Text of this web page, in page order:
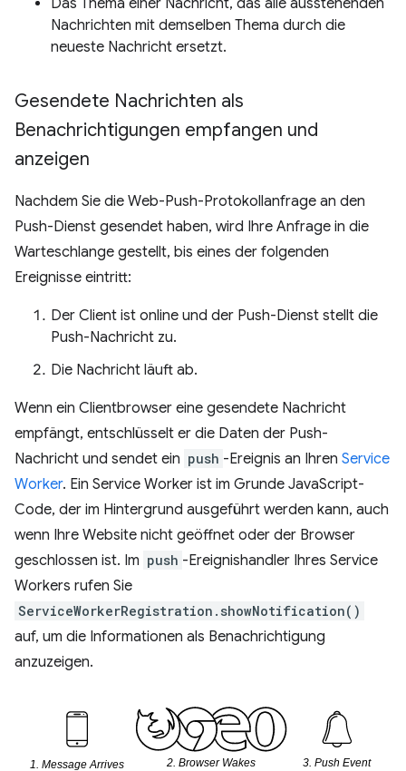
Nachrichten mit demselben Thema durch die
neueste Nachricht ersetzt.
Gesendete Nachrichten als
Benachrichtigungen empfangen und
anzeigen
Nachdem Sie die Web-Push-Protokollanfrage an den
Push-Dienst gesendet haben, wird Ihre Anfrage in die
Warteschlange gestellt, bis eines der folgenden
Ereignisse eintritt:
Der Client ist online und der Push-Dienst stellt die
Push-Nachricht zu.
Die Nachricht läuft ab.
Wenn ein Clientbrowser eine gesendete Nachricht
empfängt, entschlüsselt er die Daten der Push-
Nachricht und sendet ein push -Ereignis an Ihren Service
Worker. Ein Service Worker ist im Grunde JavaScript-
Code, der im Hintergrund ausgeführt werden kann, auch
wenn Ihre Website nicht geöffnet oder der Browser
geschlossen ist. Im push -Ereignishandler Ihres Service
Workers rufen Sie
ServiceWorkerRegistration.showNotification()
auf, um die Informationen als Benachrichtigung
anzuzeigen.